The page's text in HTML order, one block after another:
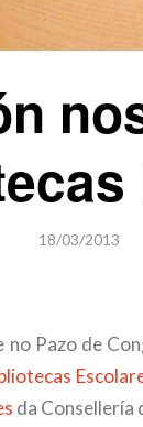
18/03/2013
Pazo de
da Consellería